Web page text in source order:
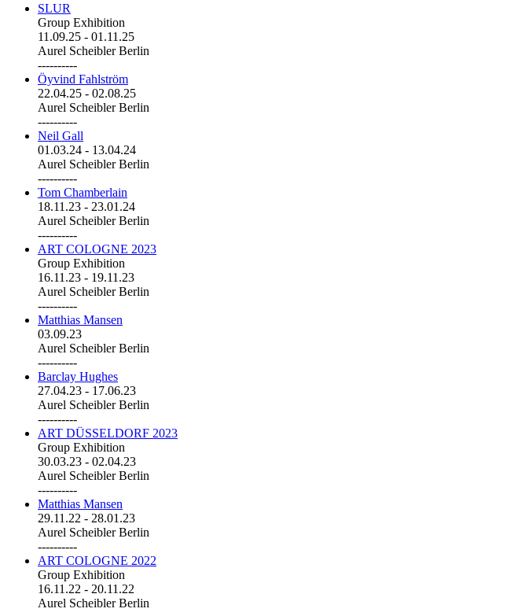
SLUR
Group Exhibition
11.09.25 - 01.11.25
Aurel Scheibler Berlin
----------
Öyvind Fahlström
22.04.25 - 02.08.25
Aurel Scheibler Berlin
----------
Neil Gall
01.03.24 - 13.04.24
Aurel Scheibler Berlin
----------
Tom Chamberlain
18.11.23 - 23.01.24
Aurel Scheibler Berlin
----------
ART COLOGNE 2023
Group Exhibition
16.11.23 - 19.11.23
Aurel Scheibler Berlin
----------
Matthias Mansen
03.09.23
Aurel Scheibler Berlin
----------
Barclay Hughes
27.04.23 - 17.06.23
Aurel Scheibler Berlin
----------
ART DÜSSELDORF 2023
Group Exhibition
30.03.23 - 02.04.23
Aurel Scheibler Berlin
----------
Matthias Mansen
29.11.22 - 28.01.23
Aurel Scheibler Berlin
----------
ART COLOGNE 2022
Group Exhibition
16.11.22 - 20.11.22
Aurel Scheibler Berlin